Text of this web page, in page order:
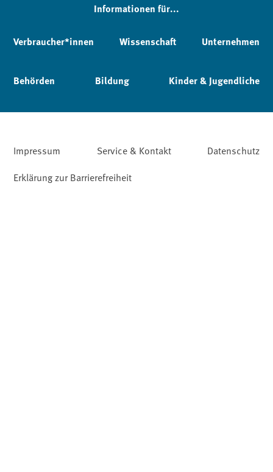
Informationen für...
Verbraucher*innen Wissenschaft Unternehmen
Behörden Bildung Kinder & Jugendliche
Impressum Service & Kontakt
Datenschutz
Erklärung zur Barrierefreiheit